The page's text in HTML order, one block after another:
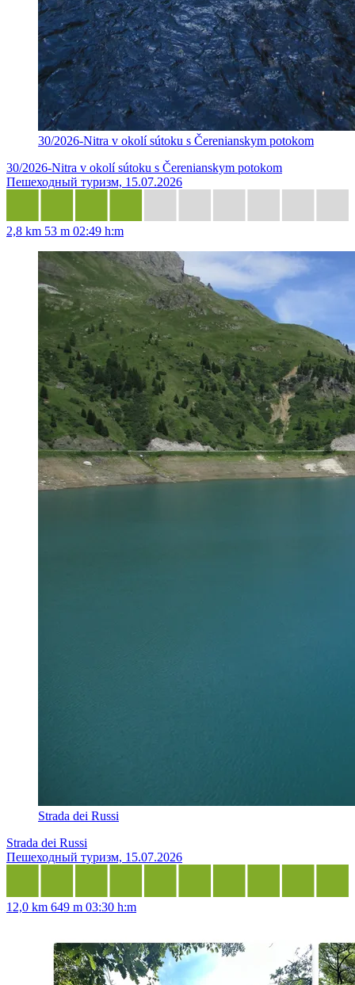
30/2026-Nitra v okolí sútoku s Čerenianskym potokom
30/2026-Nitra v okolí sútoku s Čerenianskym potokom
Пешеходный туризм, 15.07.2026
2,8 km 53 m 02:49 h:m
Strada dei Russi
Strada dei Russi
Пешеходный туризм, 15.07.2026
12,0 km 649 m 03:30 h:m